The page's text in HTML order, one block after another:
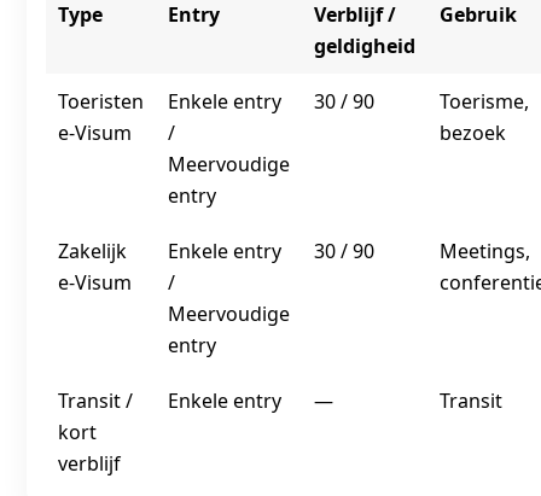
Type
Entry
Verblijf /
geldigheid
Gebruik
Toeristen
e‑Visum
Enkele entry
/
Meervoudige
entry
30 / 90
Toerisme,
bezoek
Zakelijk
e‑Visum
Enkele entry
/
Meervoudige
entry
30 / 90
Meetings,
Transit /
kort
verblijf
Enkele entry — Transit